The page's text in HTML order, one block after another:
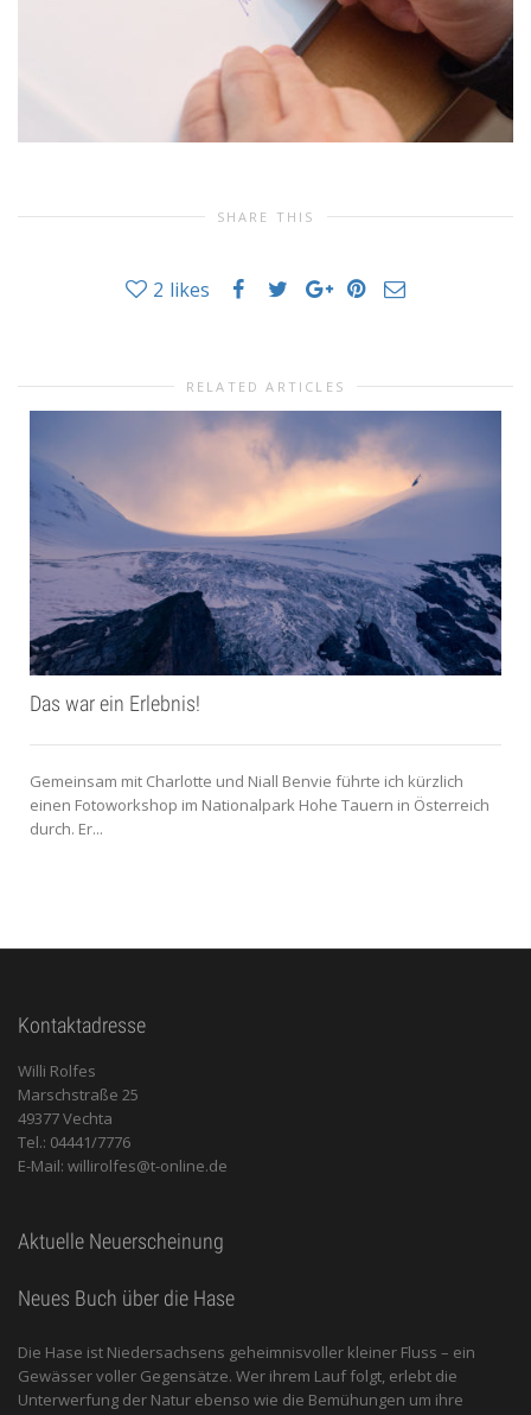
SHARE THIS
2 likes
RELATED ARTICLES
Das war ein Erlebnis!
Gemeinsam mit Charlotte und Niall Benvie führte ich kürzlich
einen Fotoworkshop im Nationalpark Hohe Tauern in Österreich
durch. Er...
Kontaktadresse
Willi Rolfes
Marschstraße 25
49377 Vechta
Tel.: 04441/7776
E-Mail: willirolfes@t-online.de
Aktuelle Neuerscheinung
Neues Buch über die Hase
Die Hase ist Niedersachsens geheimnisvoller kleiner Fluss – ein
Gewässer voller Gegensätze. Wer ihrem Lauf folgt, erlebt die
Unterwerfung der Natur ebenso wie die Bemühungen um ihre